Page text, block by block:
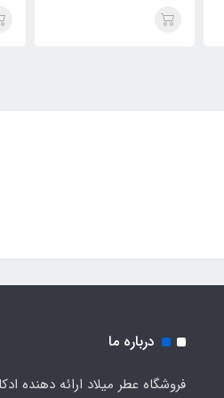
درباره ما
فروشگاه عطر میلاد ارائه دهنده